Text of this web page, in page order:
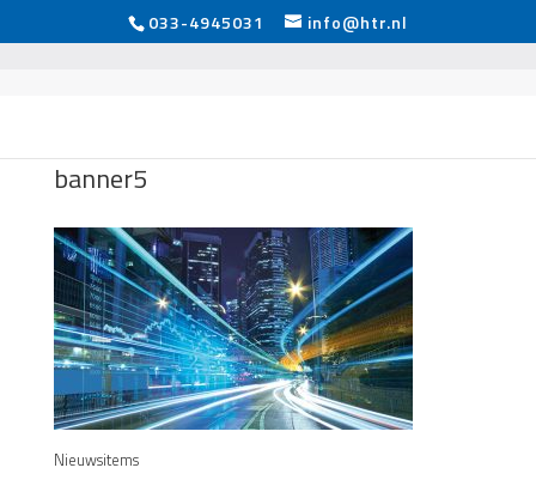
033-4945031 info@htr.nl
banner5
Nieuwsitems